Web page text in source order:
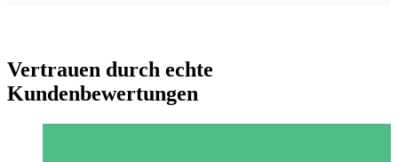
Vertrauen durch echte
Kundenbewertungen